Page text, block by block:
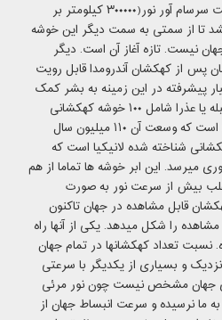
نوری وسعت دارد. یعنی با سرعت سرسام آور نور(۳۰۰۰۰۰ کیلومتر بر
میکشد تا از سمتی به سمت دیگر این خوشه
نیست. تازه آغاز آن است. دیگر
پس از کهکشان آندرومدا قابل رویت
پیشرفته در این زمینه به بشر کمک
میکنند. ابر خوشه کهکشانی سنبله یا عذرا شامل ۱۰۰ خوشه کهکشانی
همانند خوشه کهکشان محلی ما است که وسعت آن ۱۱۰ میلیون سال
شناخته شده لانیکیا است که
سال نوری میرسد. این ابر خوشه ها تماما از هم
بیش از سرعت نور به صورت
۲ تریلیون کهکشان قابل مشاهده در جهان تاکنون
را شکل میدهد. یکی از آنها راه
ستاره. نسبت تعداد کهکشانها در تمام جهان
و بسیاری از یکدیگر با سرعتی
جهان مشخص نیست چون نور مرئی
ما نرسیده و سرعت انبساط جهان از